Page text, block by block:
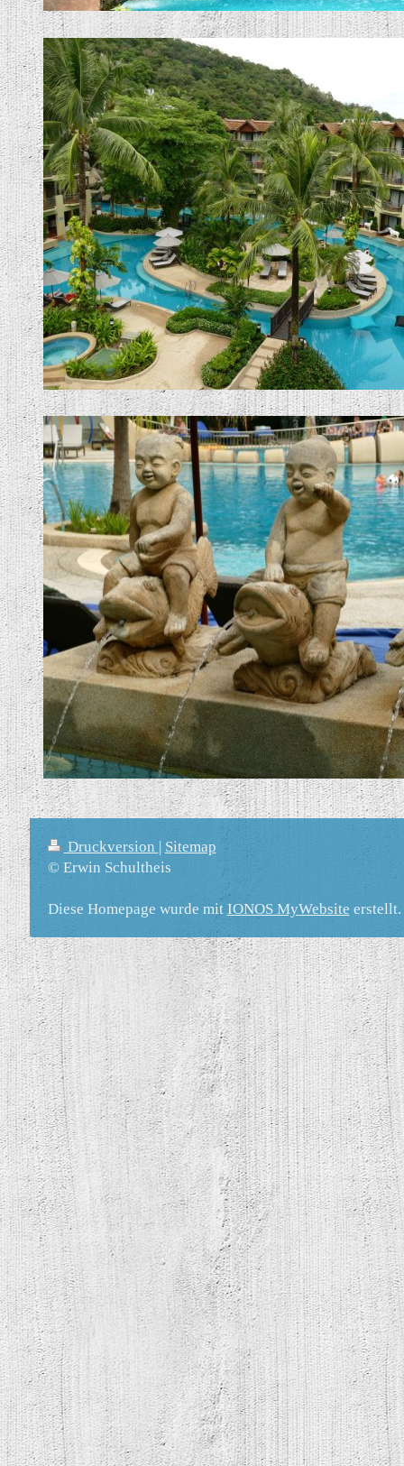
Druckversion
Sitemap
© Erwin Schultheis
Diese Homepage wurde mit IONOS MyWebsite erstellt.